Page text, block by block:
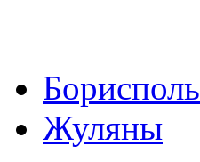
Борисполь
Жуляны